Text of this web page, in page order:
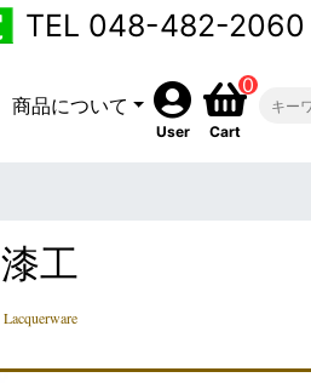
TEL 048-482-2060
商品について
User
0
Cart
漆工
Lacquerware